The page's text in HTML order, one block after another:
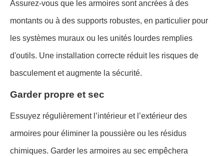
Assurez-vous que les armoires sont ancrées à des
montants ou à des supports robustes, en particulier pour
les systèmes muraux ou les unités lourdes remplies
d'outils. Une installation correcte réduit les risques de
basculement et augmente la sécurité.
Garder propre et sec
Essuyez régulièrement l’intérieur et l’extérieur des
armoires pour éliminer la poussière ou les résidus
chimiques. Garder les armoires au sec empêchera